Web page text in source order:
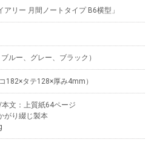
アリー 月間ノートタイプ B6横型」
ルー、グレー、ブラック）
182×タテ128×厚み4mm）
文：上質紙64ページ
がり綴じ製本